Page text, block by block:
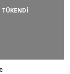
TÜKENDİ